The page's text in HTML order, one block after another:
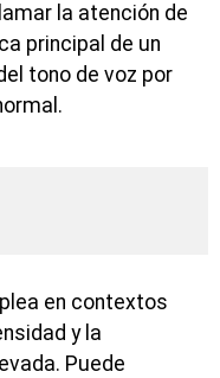
la atención de
principal de un
tono de voz por
en contextos
y la
Puede